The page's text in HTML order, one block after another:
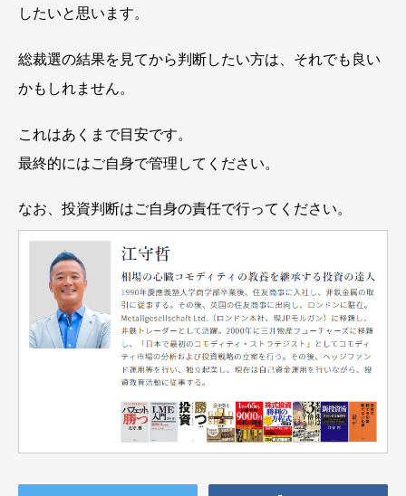
したいと思います。
総裁選の結果を見てから判断したい方は、それでも良い
かもしれません。
これはあくまで目安です。
最終的にはご自身で管理してください。
なお、投資判断はご自身の責任で行ってください。